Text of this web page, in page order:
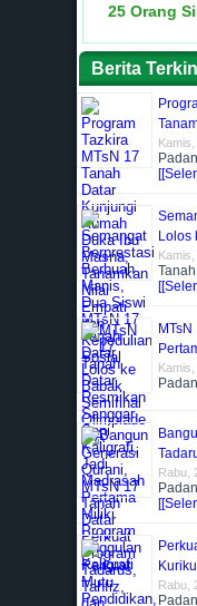
25 Orang
Berita
Lolos
Rabu,
Rabu,